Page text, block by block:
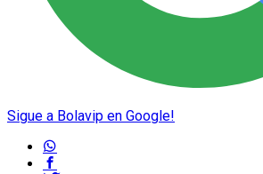
Sigue a Bolavip en Google!